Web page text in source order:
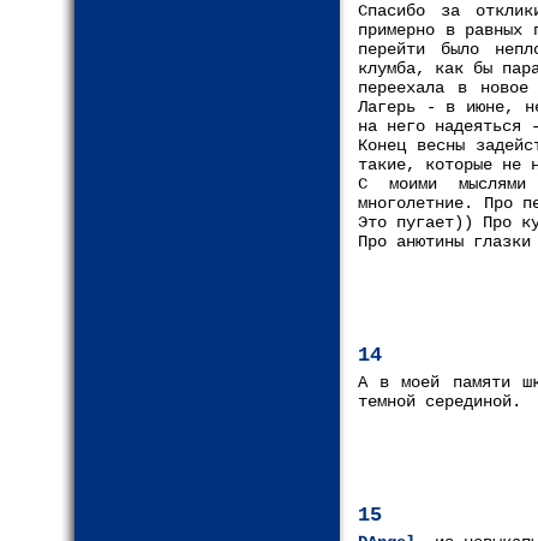
Спасибо за
примерно в равных
перейти было
клумба, как бы
переехала в
Лагерь - в июне,
на него надеяться
Конец весны
такие, которые не
С моими мыслями
многолетние. Про
Это пугает)) Про
Про анютины
14
А в моей памяти
темной серединой.
15